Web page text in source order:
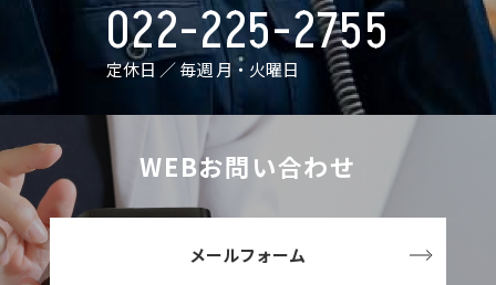
022-225-2755
定休日 ／ 毎週 月・火曜日
WEBお問い合わせ
メールフォーム